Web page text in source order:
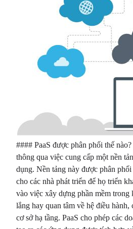
#### PaaS được phân phối thế
thông qua việc cung cấp một nền
dụng. Nền tảng này được phân
cho các nhà phát triển để họ triển
vào việc xây dựng phần mềm
lắng hay quan tâm về hệ điều hành,
cơ sở hạ tầng. PaaS cho phép các